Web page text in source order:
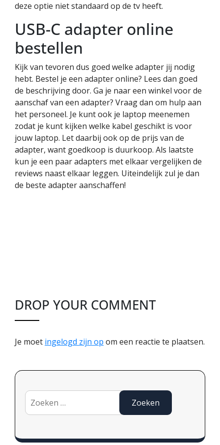
deze optie niet standaard op de tv heeft.
USB-C adapter online
bestellen
Kijk van tevoren dus goed welke adapter jij nodig
hebt. Bestel je een adapter online? Lees dan goed
de beschrijving door. Ga je naar een winkel voor de
aanschaf van een adapter? Vraag dan om hulp aan
het personeel. Je kunt ook je laptop meenemen
zodat je kunt kijken welke kabel geschikt is voor
jouw laptop. Let daarbij ook op de prijs van de
adapter, want goedkoop is duurkoop. Als laatste
kun je een paar adapters met elkaar vergelijken de
reviews naast elkaar leggen. Uiteindelijk zul je dan
de beste adapter aanschaffen!
DROP YOUR COMMENT
Je moet ingelogd zijn op om een reactie te plaatsen.
Zoeken
naar: